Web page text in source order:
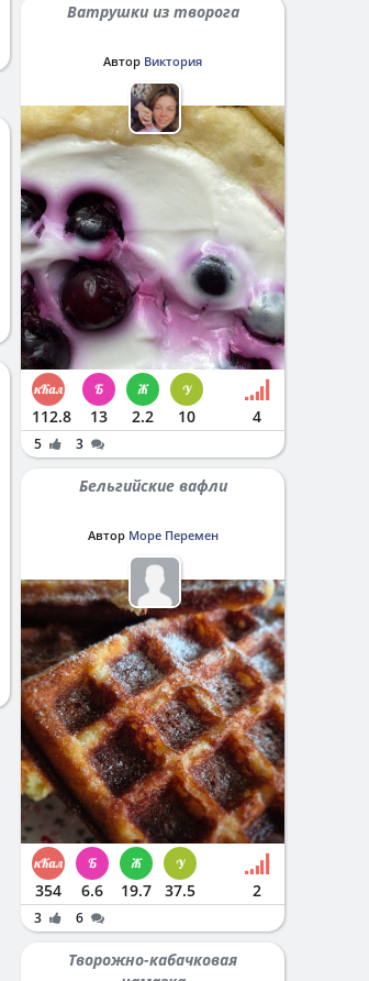
Ватрушки из творога
Автор Виктория
112.8 13 2.2 10 4
5 3
Бельгийские вафли
Автор Море Перемен
354 6.6 19.7 37.5 2
3 6
Творожно-кабачковая